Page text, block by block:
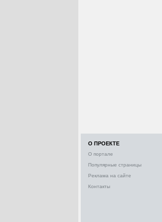
О ПРОЕКТЕ
О портале
Популярные страницы
Реклама на сайте
Контакты